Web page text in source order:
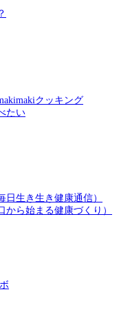
クッキング
たい
生き生き健康通信）
ら始まる健康づくり）